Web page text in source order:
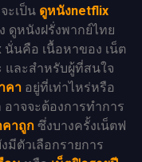
ะเป็น ดูหนังnetflix
ดูหนังฝรั่งพากย์ไทย
นคือ เนื้อหาของ เน็ต
และสำหรับผู้ที่สนใจ
คา อยู่ที่เท่าไหร่หรือ
าจจะต้องการทำการ
คาถูก ซึ่งบางครั้งเน็ตฟ
ตัวเลือกรายการ